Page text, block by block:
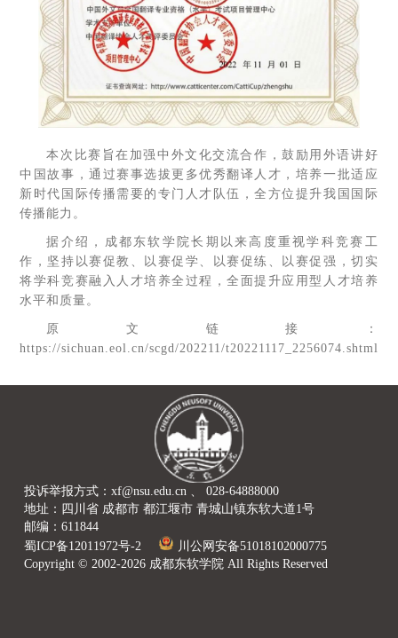
本次比赛旨在加强中外文化交流合作，鼓励用外语讲好
中国故事，通过赛事选拔更多优秀翻译人才，培养一批适应
新时代国际传播需要的专门人才队伍，全方位提升我国国际
传播能力。
据介绍，成都东软学院长期以来高度重视学科竞赛工
作，坚持以赛促教、以赛促学、以赛促练、以赛促强，切实
将学科竞赛融入人才培养全过程，全面提升应用型人才培养
水平和质量。
原文链接：
https://sichuan.eol.cn/scgd/202211/t20221117_2256074.shtml
投诉举报方式：xf@nsu.edu.cn 、 028-64888000
地址：四川省 成都市 都江堰市 青城山镇东软大道1号
邮编：611844
蜀ICP备12011972号-2
川公网安备51018102000775
Copyright © 2002-2026 成都东软学院 All Rights Reserved